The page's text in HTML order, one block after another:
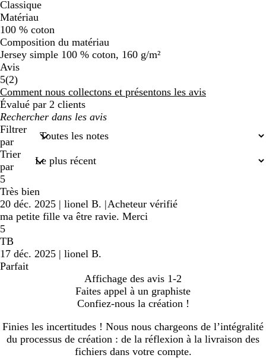
Classique
Matériau
100 % coton
Composition du matériau
Jersey simple 100 % coton, 160 g/m²
Avis
5(22
avis
)
Comment nous collectons et présentons les avis
Évalué par 2 clients
Mes
recherches
saisies
Filtrer
par
Trier
par
5
Très bien
20 déc. 2025 | lionel B. |Acheteur vérifié
ma petite fille va être ravie. Merci
5
TB
17 déc. 2025 | lionel B.
Parfait
Affichage des avis 1-2
Faites appel à un graphiste
Confiez-nous la création !
Finies les incertitudes ! Nous nous chargeons de l’intégralité
du processus de création : de la réflexion à la livraison des
fichiers dans votre compte.